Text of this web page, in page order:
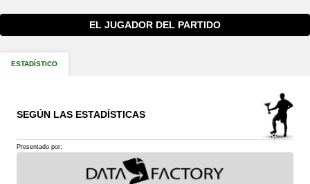
EL JUGADOR DEL PARTIDO
ESTADÍSTICO
SEGÚN LAS ESTADÍSTICAS
Presentado por: